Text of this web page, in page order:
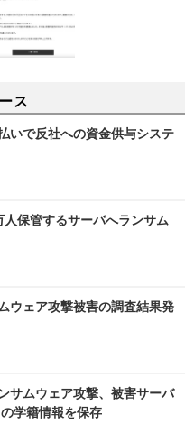
ス
いで反社への資金供与システ
保管するサーバへランサム
ウェア攻撃被害の調査結果発
サムウェア攻撃、被害サーバ
学籍情報を保存